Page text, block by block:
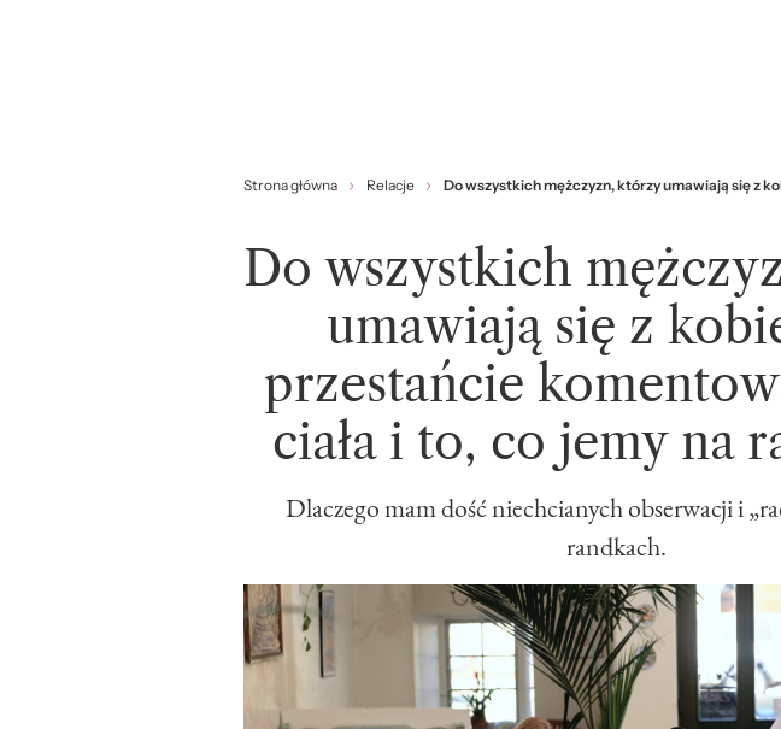
Strona główna Relacje Do wszystkich mężczyzn, którzy umawiają się z
Do wszystkich
umawiają się z
przestańcie
ciała i to, co jemy na
Dlaczego mam dość niechcianych obserwacji i
randkach.